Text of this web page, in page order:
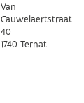
Van
Cauwelaertstraat
40
1740 Ternat